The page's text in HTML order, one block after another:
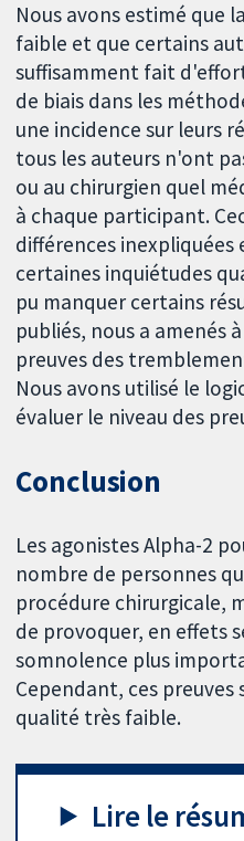
Nous avons estimé que
faible et que certains
suffisamment fait
de biais dans les
une incidence sur leurs
tous les auteurs n'ont
ou au chirurgien quel
à chaque participant.
différences
certaines inquiétudes
pu manquer certains
publiés, nous a amenés
preuves des
Nous avons utilisé le
évaluer le niveau des
Conclusion
Les agonistes Alpha-2
nombre de personnes
procédure chirurgicale,
de provoquer, en effets
somnolence plus
Cependant, ces preuves
qualité très faible.
Lire le